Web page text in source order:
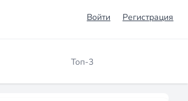
Войти Регистрация
Топ-3